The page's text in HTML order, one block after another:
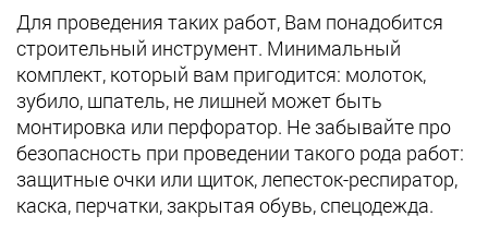
Для проведения таких работ, Вам понадобится
строительный инструмент. Минимальный
комплект, который вам пригодится: молоток,
зубило, шпатель, не лишней может быть
монтировка или перфоратор. Не забывайте про
безопасность при проведении такого рода работ:
защитные очки или щиток, лепесток-респиратор,
каска, перчатки, закрытая обувь, спецодежда.